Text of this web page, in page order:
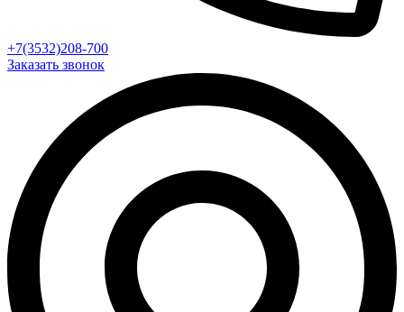
+7(3532)208-700
Заказать звонок